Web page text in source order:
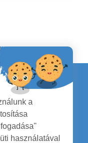
Kapcsolat
KÖVESSENEK
a
használatával